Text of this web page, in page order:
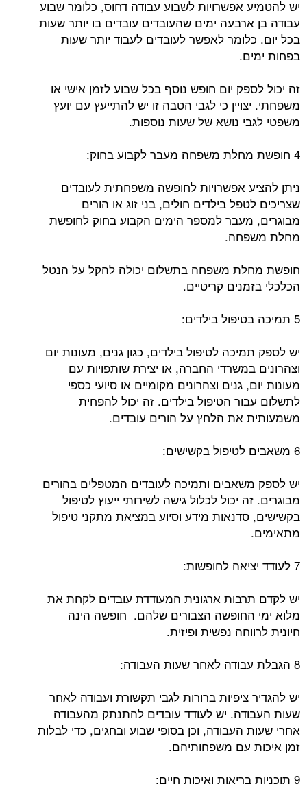
יש להטמיע אפשרויות לשבוע עבודה דחוס, כלומר שבוע
עבודה בן ארבעה ימים שהעובדים עובדים בו יותר שעות
בכל יום. כלומר לאפשר לעובדים לעבוד יותר שעות
בפחות ימים.
זה יכול לספק יום חופש נוסף בכל שבוע לזמן אישי או
משפחתי. יצויין כי לגבי הטבה זו יש להתייעץ עם יועץ
משפטי לגבי נושא של שעות נוספות.
4 חופשת מחלת משפחה מעבר לקבוע בחוק:
ניתן להציע אפשרויות לחופשה משפחתית לעובדים
שצריכים לטפל בילדים חולים, בני זוג או הורים
מבוגרים, מעבר למספר הימים הקבוע בחוק לחופשת
מחלת משפחה.
חופשת מחלת משפחה בתשלום יכולה להקל על הנטל
הכלכלי בזמנים קריטיים.
5 תמיכה בטיפול בילדים:
יש לספק תמיכה לטיפול בילדים, כגון גנים, מעונות יום
וצהרונים במשרדי החברה, או יצירת שותפויות עם
מעונות יום, גנים וצהרונים מקומיים או סיועי כספי
לתשלום עבור הטיפול בילדים. זה יכול להפחית
משמעותית את הלחץ על הורים עובדים.
6 משאבים לטיפול בקשישים:
יש לספק משאבים ותמיכה לעובדים המטפלים בהורים
מבוגרים. זה יכול לכלול גישה לשירותי ייעוץ לטיפול
בקשישים, סדנאות מידע וסיוע במציאת מתקני טיפול
מתאימים.
7 לעודד יציאה לחופשות:
יש לקדם תרבות ארגונית המעודדת עובדים לקחת את
מלוא ימי החופשה הצבורים שלהם. חופשה הינה
חיונית לרווחה נפשית ופיזית.
8 הגבלת עבודה לאחר שעות העבודה:
יש להגדיר ציפיות ברורות לגבי תקשורת ועבודה לאחר
שעות העבודה. יש לעודד עובדים להתנתק מהעבודה
אחרי שעות העבודה, וכן בסופי שבוע ובחגים, כדי לבלות
זמן איכות עם משפחותיהם.
9 תוכניות בריאות ואיכות חיים: